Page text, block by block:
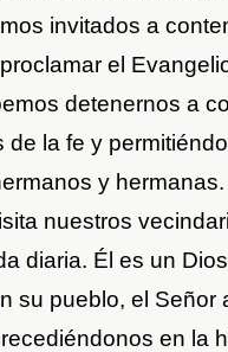
invitados a
el
detenernos a
de la fe y
y
nuestros
diaria. Él es un
su pueblo, el Señor
en la